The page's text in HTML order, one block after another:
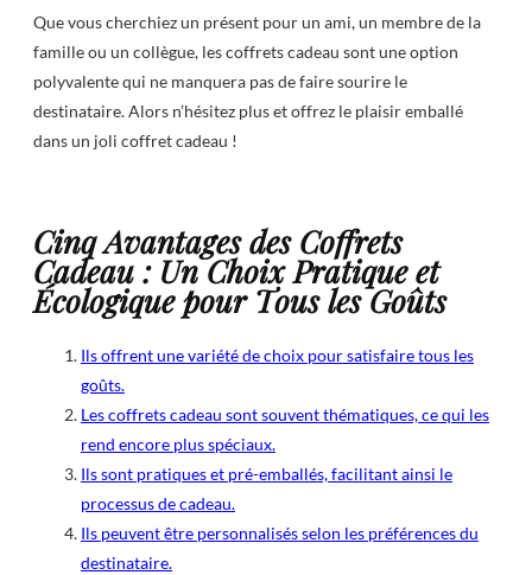
Que vous cherchiez un présent pour un ami, un membre de la
famille ou un collègue, les coffrets cadeau sont une option
polyvalente qui ne manquera pas de faire sourire le
destinataire. Alors n’hésitez plus et offrez le plaisir emballé
dans un joli coffret cadeau !
Cinq Avantages des Coffrets
Cadeau : Un Choix Pratique et
Écologique pour Tous les Goûts
Ils offrent une variété de choix pour satisfaire tous les
goûts.
Les coffrets cadeau sont souvent thématiques, ce qui les
rend encore plus spéciaux.
Ils sont pratiques et pré-emballés, facilitant ainsi le
processus de cadeau.
Ils peuvent être personnalisés selon les préférences du
destinataire.